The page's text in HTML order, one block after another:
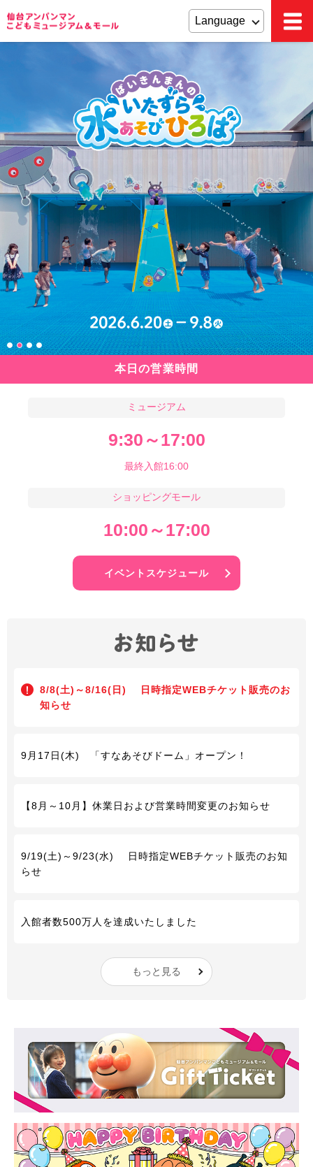
本日の営業時間
ミュージアム
9:30～17:00
最終入館16:00
ショッピングモール
10:00～17:00
イベント スケジュール
8/8(土)～8/16(日) 日時指定WEBチケット販売のお
知らせ
9月17日(木) 「すなあそびドーム」オープン！
【8月～10月】休業日および営業時間変更のお知らせ
9/19(土)～9/23(水) 日時指定WEBチケット販売のお知
らせ
入館者数500万人を達成いたしました
もっと見る